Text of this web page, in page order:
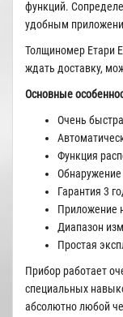
функций.
удобным
Толщиномер Етари
ждать доставку,
Основные
Очень
Функция
Гарантия 3
Приложение
Диапазон
Простая
Прибор работает
специальных
абсолютно любой